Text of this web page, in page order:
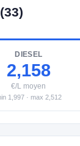
DIESEL
2,158
€/L moyen
1,997 · max 2,512